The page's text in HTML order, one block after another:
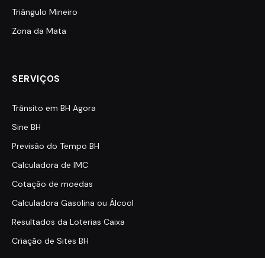
Triângulo Mineiro
Zona da Mata
SERVIÇOS
Trânsito em BH Agora
Sine BH
Previsão do Tempo BH
Calculadora de IMC
Cotação de moedas
Calculadora Gasolina ou Álcool
Resultados da Loterias Caixa
Criação de Sites BH